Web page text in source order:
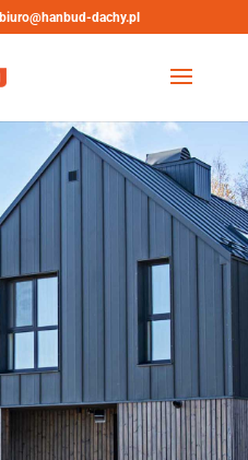
biuro@hanbud-dachy.pl